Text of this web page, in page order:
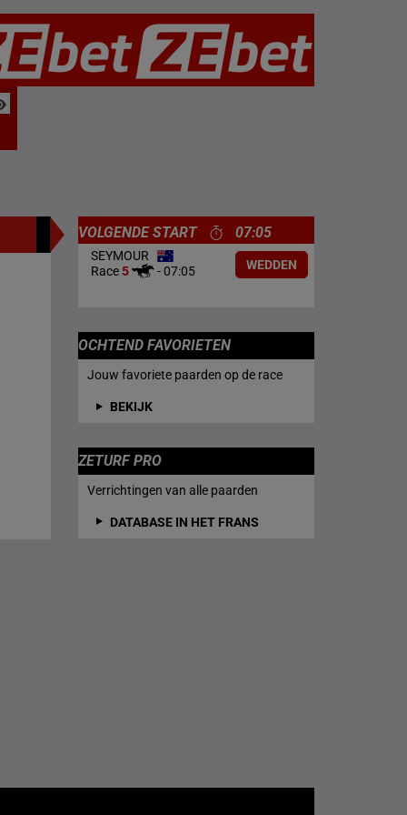
VOLGENDE START 07:05
SEYMOUR
Race5 -07:05 WEDDEN
OCHTEND FAVORIETEN
Jouw favoriete paarden op de race
BEKIJK
ZETURF PRO
Verrichtingen van alle paarden
DATABASE IN HET FRANS